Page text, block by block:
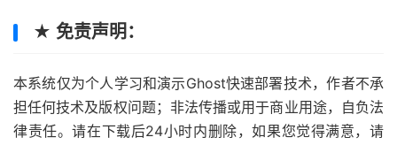
★ 免责声明：
本系统仅为个人学习和演示Ghost快速部署技术，作者不承
担任何技术及版权问题；非法传播或用于商业用途，自负法
律责任。请在下载后24小时内删除，如果您觉得满意，请